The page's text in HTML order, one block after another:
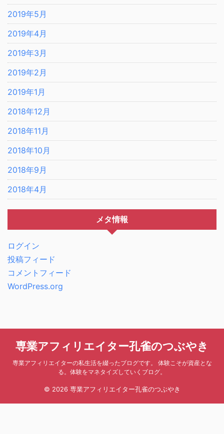
2019年5月
2019年4月
2019年3月
2019年2月
2019年1月
2018年12月
2018年11月
2018年10月
2018年9月
2018年4月
メタ情報
ログイン
投稿フィード
コメントフィード
WordPress.org
専業アフィリエイター孔雀のつぶやき
専業アフィリエイターの私生活を綴ったブログです。 体験こそが資産とな
る。体験をマネタイズしていくブログ。
© 2026 専業アフィリエイター孔雀のつぶやき